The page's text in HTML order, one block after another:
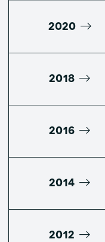
2020
2018
2016
2014
2012